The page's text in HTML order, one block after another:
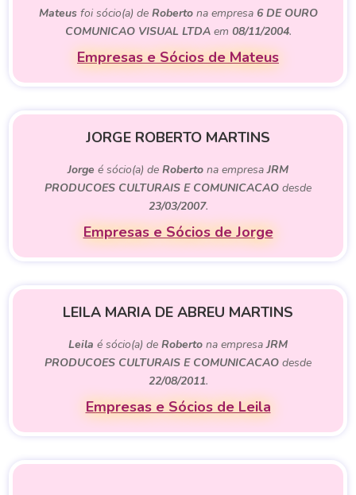
Mateusfoi sócio(a) de Robertona empresa 6 DE OURO
COMUNICAO VISUAL LTDAem 08/11/2004.
Empresas e Sócios de Mateus
JORGE ROBERTO MARTINS
Jorge é sócio(a) de Roberto na empresaJRM
PRODUCOES CULTURAIS E COMUNICACAO desde
23/03/2007.
Empresas e Sócios de Jorge
LEILA MARIA DE ABREU MARTINS
Leila é sócio(a) de Roberto na empresaJRM
PRODUCOES CULTURAIS E COMUNICACAO desde
22/08/2011.
Empresas e Sócios de Leila